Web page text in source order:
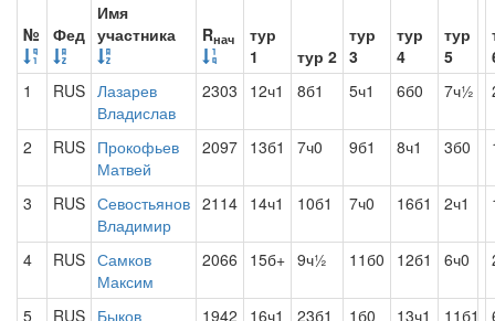
№ Фед
Имя
участника
Rнач
тур
1
тур 2
тур
3
тур
4
тур
5
1
RUS Лазарев
Владислав
2303 12ч1 8б1 5ч1 6б0 7ч½
2 RUS Прокофьев
Матвей
2097 13б1 7ч0 9б1 8ч1 3б0
3 RUS Севостьянов
Владимир
2114 14ч1 10б1 7ч0 16б1 2ч1
4 RUS Самков
Максим
2066 15б+ 9ч½ 11б0 12б1 6ч0
5 RUS Быков
1942 16ч1 23б1 1б0 13ч1 11б1